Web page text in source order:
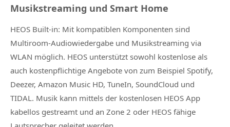
Musikstreaming und Smart Home
HEOS Built-in: Mit kompatiblen Komponenten sind
Multiroom-Audiowiedergabe und Musikstreaming via
WLAN möglich. HEOS unterstützt sowohl kostenlose als
auch kostenpflichtige Angebote von zum Beispiel Spotify,
Deezer, Amazon Music HD, TuneIn, SoundCloud und
TIDAL. Musik kann mittels der kostenlosen HEOS App
kabellos gestreamt und an Zone 2 oder HEOS fähige